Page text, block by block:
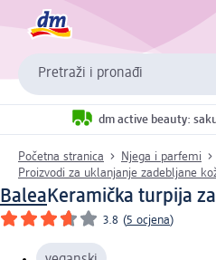
Pretraži i pronađi
dm active beauty:
Početna stranica Njega i parfemi
Proizvodi za uklanjanje zadebljane
Balea Keramička turpija
3.8 (5 ocjena)